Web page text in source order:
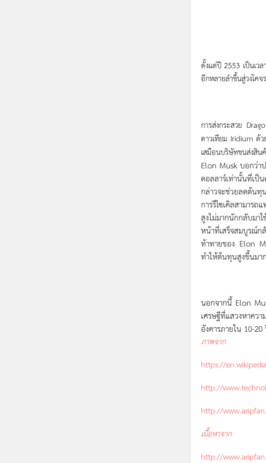
ตั้งแต่ปี 2553 เป็นเว
อีกหลายลำขึ้นสู่วงโค
การส่งกระสวย
ดาวเทียม Iridium ด้
เสมือนบริษัทขนส่งสิน
Elon Musk บอกว่า
ดอลลาร์เท่านั้นที่เป็
กล่าวจะช่วยลดต้นทุ
การรีไซเคิลสามาร
สูงไม่มากนักกลับมา
หน้าที่เสร็จสมบูรณ์ก
ท้าทายของ Elon
ทำให้ต้นทุนสูงขึ้นมา
นอกจากนี้ Elon
เศรษฐีที่แสวงหาคว
อังคารภายใน 10-
ภาพจาก
https://
http://
http://
เนื้อหาจาก
http://